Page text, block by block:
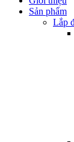
Sản phẩm
Lắp